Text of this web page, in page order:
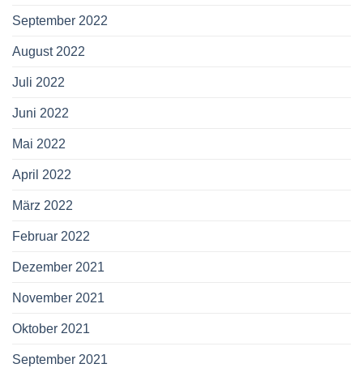
September 2022
August 2022
Juli 2022
Juni 2022
Mai 2022
April 2022
März 2022
Februar 2022
Dezember 2021
November 2021
Oktober 2021
September 2021